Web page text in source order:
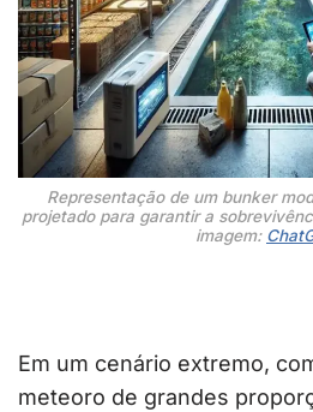
Representação de um bunker
projetado para garantir a
imagem:
Em um cenário extremo,
meteoro de grandes